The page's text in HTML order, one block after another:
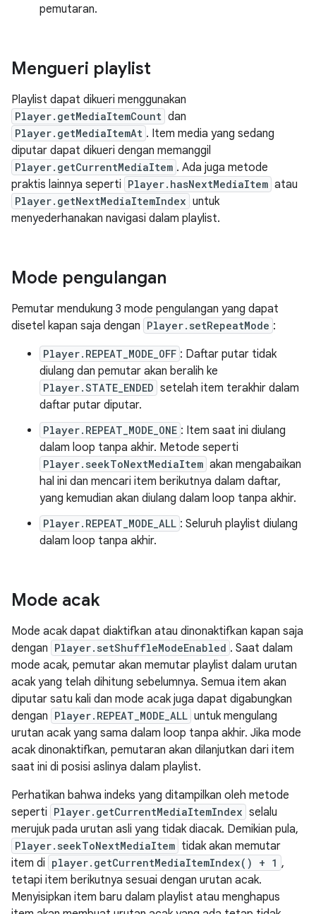
pemutaran.
Mengueri playlist
Playlist dapat dikueri menggunakan
Player.getMediaItemCount dan
Player.getMediaItemAt . Item media yang sedang
diputar dapat dikueri dengan memanggil
Player.getCurrentMediaItem . Ada juga metode
praktis lainnya seperti Player.hasNextMediaItem atau
Player.getNextMediaItemIndex untuk
menyederhanakan navigasi dalam playlist.
Mode pengulangan
Pemutar mendukung 3 mode pengulangan yang dapat
disetel kapan saja dengan Player.setRepeatMode :
Player.REPEAT_MODE_OFF : Daftar putar tidak
diulang dan pemutar akan beralih ke
Player.STATE_ENDED setelah item terakhir dalam
daftar putar diputar.
Player.REPEAT_MODE_ONE : Item saat ini diulang
dalam loop tanpa akhir. Metode seperti
Player.seekToNextMediaItem akan mengabaikan
hal ini dan mencari item berikutnya dalam daftar,
yang kemudian akan diulang dalam loop tanpa akhir.
Player.REPEAT_MODE_ALL : Seluruh playlist diulang
dalam loop tanpa akhir.
Mode acak
Mode acak dapat diaktifkan atau dinonaktifkan kapan saja
dengan Player.setShuffleModeEnabled . Saat dalam
mode acak, pemutar akan memutar playlist dalam urutan
acak yang telah dihitung sebelumnya. Semua item akan
diputar satu kali dan mode acak juga dapat digabungkan
dengan Player.REPEAT_MODE_ALL untuk mengulang
urutan acak yang sama dalam loop tanpa akhir. Jika mode
acak dinonaktifkan, pemutaran akan dilanjutkan dari item
saat ini di posisi aslinya dalam playlist.
Perhatikan bahwa indeks yang ditampilkan oleh metode
seperti Player.getCurrentMediaItemIndex selalu
merujuk pada urutan asli yang tidak diacak. Demikian pula,
Player.seekToNextMediaItem tidak akan memutar
item di player.getCurrentMediaItemIndex() + 1 ,
tetapi item berikutnya sesuai dengan urutan acak.
Menyisipkan item baru dalam playlist atau menghapus